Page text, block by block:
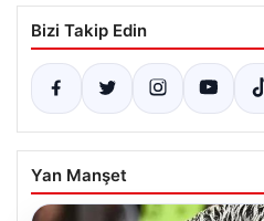
Bizi Takip Edin
Yan Manşet